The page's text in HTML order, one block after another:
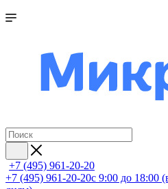
+7 (495) 961-20-20
+7 (495) 961-20-20с 9:00 до 18:00